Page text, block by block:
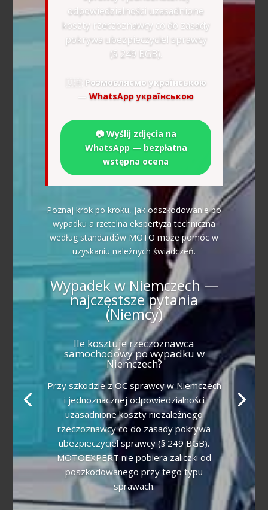
odpowiedzialności uzasadnione
koszty rzeczoznawcy co do zasady
pokrywa ubezpieczyciel sprawcy
(§ 249 BGB).
🇺🇦 Розмовляємо українською
— WhatsApp українською
📷 Wyślij zdjęcia na
WhatsApp — bezpłatna
wstępna ocena
Poznaj krok po kroku, jak odszkodowanie po
wypadku a rzetelna ekspertyza techniczna
według standardów MOTO może pomóc w
uzyskaniu należnych świadczeń.
Wypadek w Niemczech —
najczęstsze pytania
(Niemcy)
Ile kosztuje rzeczoznawca
samochodowy po wypadku w
Niemczech?
Przy szkodzie z OC sprawcy w Niemczech
i jednoznacznej odpowiedzialności
uzasadnione koszty niezależnego
rzeczoznawcy co do zasady pokrywa
ubezpieczyciel sprawcy (§ 249 BGB).
MOTOEXPERT nie pobiera zaliczki od
poszkodowanego przy tego typu
sprawach.